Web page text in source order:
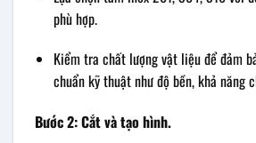
phù hợp.
Kiểm tra chất lượng vật liệu để đảm
chuẩn kỹ thuật như độ bền, khả năng
Bước 2: Cắt và tạo hình.